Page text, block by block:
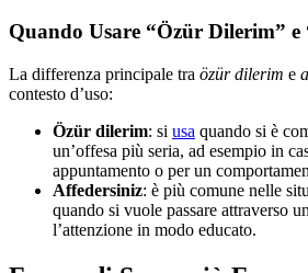
Quando Usare “Özür Dilerim” e
La differenza principale tra özür dilerim e
contesto d’uso:
Özür dilerim: si usa quando si è
un’offesa più seria, ad esempio in
appuntamento o per un
Affedersiniz: è più comune nelle
quando si vuole passare attraverso
l’attenzione in modo educato.